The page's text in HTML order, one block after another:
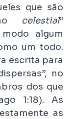
que são
celestial”
algum
um todo.
escrita para
no
dos que
1:18). As
as